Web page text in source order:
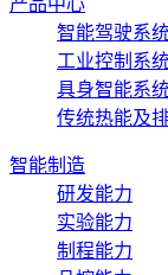
智能驾驶系
工业控制系
具身智能系
传统热能及
智能制造
研发能力
实验能力
制程能力